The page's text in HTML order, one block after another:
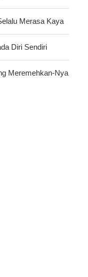
Merasa Kaya
Diri Sendiri
Meremehkan-Nya